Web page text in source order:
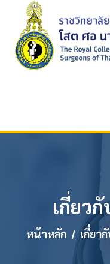
เกี่ยว
หน้าหลัก เกี่ยว